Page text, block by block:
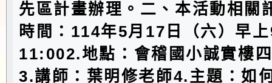
先區計畫辦理。二、本活動相關
時間：114年5月17日（六）早
11:002.地點：會稽國小誠實樓
3.講師：葉明修老師4.主題：如